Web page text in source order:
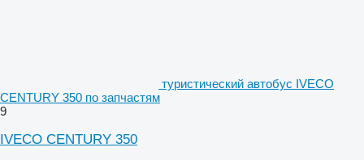
туристический автобус IVECO
CENTURY 350 по запчастям
9
IVECO CENTURY 350